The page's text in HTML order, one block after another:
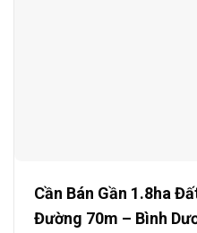
Cần Bán Gần 1.8ha
Đường 70m – Bình